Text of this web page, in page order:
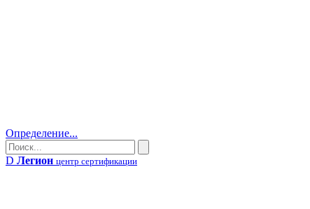
Определение...
Поиск
Поиск
D Легион центр сертификации